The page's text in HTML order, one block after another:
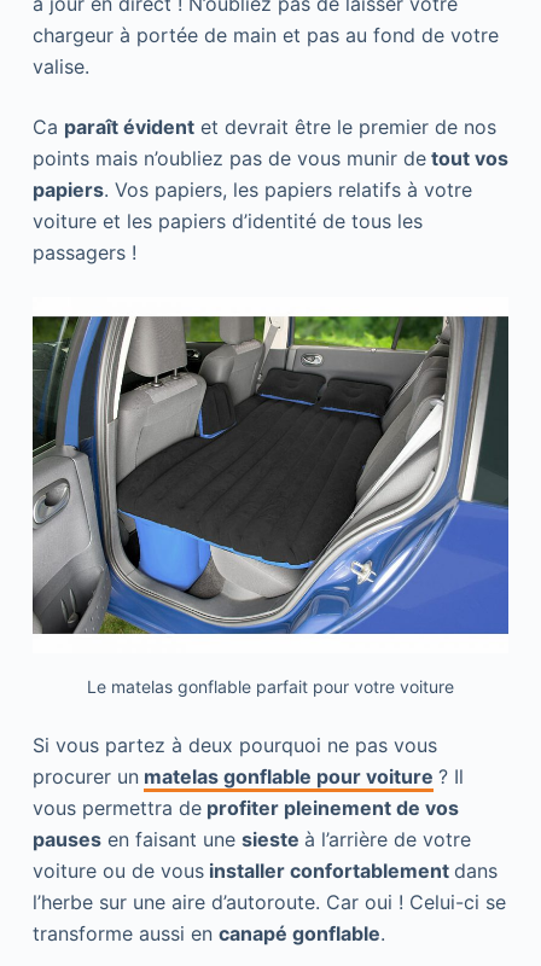
chargeur à portée de main et pas au fond de votre
valise.
Ca paraît évidentet devrait être le premier de nos
points mais n’oubliez pas de vous munir detout vos
papiers. Vos papiers, les papiers relatifs à votre
voiture et les papiers d’identité de tous les
passagers !
Le matelas gonflable parfait pour votre voiture
Si vous partez à deux pourquoi ne pas vous
procurer un matelas gonflable pour voiture ? Il
vous permettra deprofiter pleinement de vos
pausesen faisant une sieste à l’arrière de votre
voiture ou de vousinstaller confortablement dans
l’herbe sur une aire d’autoroute. Car oui ! Celui-ci se
transforme aussi en canapé gonflable.